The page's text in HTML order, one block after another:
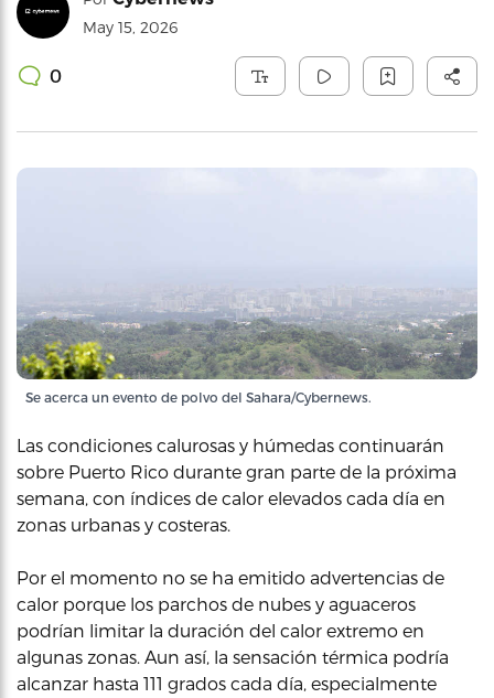
May 15, 2026
0
Se acerca un evento de polvo del Sahara/Cybernews.
Las condiciones calurosas y húmedas continuarán
sobre Puerto Rico durante gran parte de la próxima
semana, con índices de calor elevados cada día en
zonas urbanas y costeras.
Por el momento no se ha emitido advertencias de
calor porque los parchos de nubes y aguaceros
podrían limitar la duración del calor extremo en
algunas zonas. Aun así, la sensación térmica podría
alcanzar hasta 111 grados cada día, especialmente